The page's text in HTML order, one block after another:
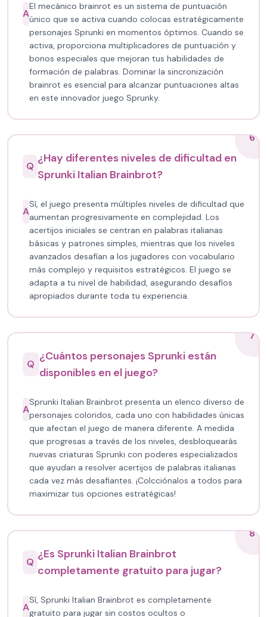
A
El mecánico brainrot es un sistema de puntuación
único que se activa cuando colocas estratégicamente
personajes Sprunki en momentos óptimos. Cuando se
activa, proporciona multiplicadores de puntuación y
bonos especiales que mejoran tus habilidades de
formación de palabras. Dominar la sincronización
brainrot es esencial para alcanzar puntuaciones altas
en este innovador juego Sprunky.
6
Q
¿Hay diferentes niveles de dificultad en
Sprunki Italian Brainbrot?
A
Sí, el juego presenta múltiples niveles de dificultad que
aumentan progresivamente en complejidad. Los
acertijos iniciales se centran en palabras italianas
básicas y patrones simples, mientras que los niveles
avanzados desafían a los jugadores con vocabulario
más complejo y requisitos estratégicos. El juego se
adapta a tu nivel de habilidad, asegurando desafíos
apropiados durante toda tu experiencia.
7
Q
¿Cuántos personajes Sprunki están
disponibles en el juego?
A
Sprunki Italian Brainbrot presenta un elenco diverso de
personajes coloridos, cada uno con habilidades únicas
que afectan el juego de manera diferente. A medida
que progresas a través de los niveles, desbloquearás
nuevas criaturas Sprunki con poderes especializados
que ayudan a resolver acertijos de palabras italianas
cada vez más desafiantes. ¡Colcciónalos a todos para
maximizar tus opciones estratégicas!
8
Q
¿Es Sprunki Italian Brainbrot
completamente gratuito para jugar?
A
Sí, Sprunki Italian Brainbrot es completamente
gratuito para jugar sin costos ocultos o